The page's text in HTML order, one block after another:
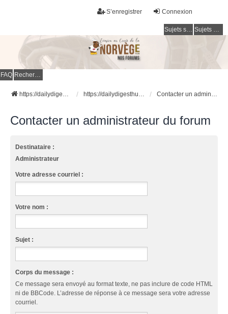
Connexion
S’enregistrer
Sujets sans réponse Sujets actifs
FAQ Rechercher
https://dailydigesthub.com https://dailydigesthub.com Contacter un administrateur du forum
Contacter un administrateur du forum
Destinataire :
Administrateur
Votre adresse courriel :
Votre nom :
Sujet :
Corps du message :
Ce message sera envoyé au format texte, ne pas inclure de code HTML
ni de BBCode. L’adresse de réponse à ce message sera votre adresse
courriel.